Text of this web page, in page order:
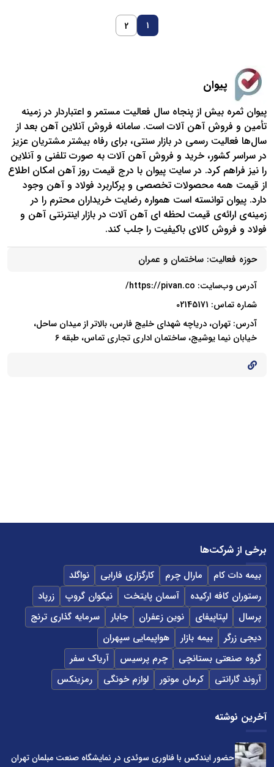
1
2
پیوان
پیوان ثمره بیش از پنجاه سال فعالیت مستمر و اعتباردار در زمینه‌
تأمین و فروش آهن آلات است. سامانه فروش آنلاین آهن بعد از
سال‌ها فعالیت رسمی در بازار سنتی، برای رفاه بیشتر مشتریان عزیز
در سراسر کشور، خرید و فروش آهن آلات به صورت تلفنی و آنلاین
را نیز فراهم کرد. در سایت پیوان با درج قیمت روز آهن امکان اطلاع
از قیمت همه محصولات تخصصی و پرکاربرد فولاد و آهن وجود
دارد. پیوان توانسته است همواره رضایت خریداران محترم را در
زمینه‌ی ارائه‌ی قیمت لحظه ای آهن آلات در بازار اینترنتی آهن و
فولاد و فروش کالای باکیفیت را جلب کند.
حوزه فعالیت: ساختمان و عمران
آدرس وب‌سایت: https://pivan.co/
شماره تماس: 02145171
آدرس: تهران، دریاچه شهدای خلیج فارس، بالاتر از میدان ساحل،
خیابان نیما یوشیج، ساختمان اداری تجاری تماس، طبقه 6
برخی از شرکت‌ها
بیمه دات کام مارال چرم کارگزاری فارابی
نواگلد
رستوران کافه ارکیده
آسمان پایتخت نیکوان گروپ
زرپاد
پرسال
لپتاپیفای نوین زعفران جابار
سرمایه گذاری ترنج
دیجی زرگر
بیمه بازار
هواپیمایی سپهران
گروه صنعتی بستانچی
چرم پرسیس
آریاک سفر
آروند گارانتی
کرمان موتور لوازم خونگی رمزینکس
آخرین نوشته
حضور ایندکس با فناوری سوئدی در نمایشگاه صنعت مبلمان تهران